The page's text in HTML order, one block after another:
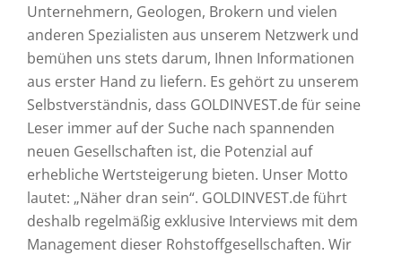
Unternehmern, Geologen, Brokern und vielen
anderen Spezialisten aus unserem Netzwerk und
bemühen uns stets darum, Ihnen Informationen
aus erster Hand zu liefern. Es gehört zu unserem
Selbstverständnis, dass GOLDINVEST.de für seine
Leser immer auf der Suche nach spannenden
neuen Gesellschaften ist, die Potenzial auf
erhebliche Wertsteigerung bieten. Unser Motto
lautet: „Näher dran sein“. GOLDINVEST.de führt
deshalb regelmäßig exklusive Interviews mit dem
Management dieser Rohstoffgesellschaften. Wir